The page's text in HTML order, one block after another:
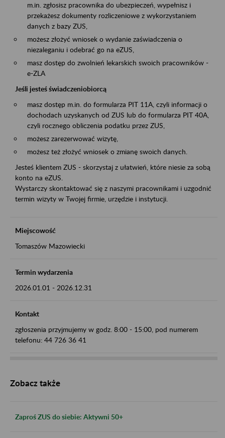
m.in. zgłosisz pracownika do ubezpieczeń, wypełnisz i
przekażesz dokumenty rozliczeniowe z wykorzystaniem
danych z bazy ZUS,
możesz złożyć wniosek o wydanie zaświadczenia o
niezaleganiu i odebrać go na eZUS,
masz dostęp do zwolnień lekarskich swoich pracowników -
e-ZLA
Jeśli jesteś świadczeniobiorcą
masz dostęp m.in. do formularza PIT 11A, czyli informacji o
dochodach uzyskanych od ZUS lub do formularza PIT 40A,
czyli rocznego obliczenia podatku przez ZUS,
możesz zarezerwować wizytę,
możesz też złożyć wniosek o zmianę swoich danych.
Jesteś klientem ZUS - skorzystaj z ułatwień, które niesie za sobą
konto na eZUS.
Wystarczy skontaktować się z naszymi pracownikami i uzgodnić
termin wizyty w Twojej firmie, urzędzie i instytucji.
Miejscowość
Tomaszów Mazowiecki
Termin wydarzenia
2026.01.01 - 2026.12.31
Kontakt
zgłoszenia przyjmujemy w godz. 8:00 - 15:00, pod numerem
telefonu: 44 726 36 41
Zobacz także
Zaproś ZUS do siebie: Aktywni 50+